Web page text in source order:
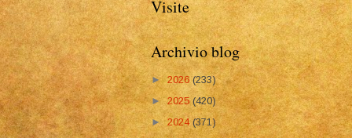
Visite
Archivio blog
► 2026(233)
►2025(420)
►2024 (371)